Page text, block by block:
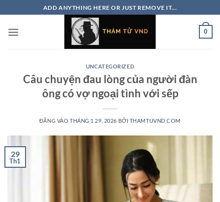
qua
nội
ADD ANYTHING HERE OR JUST REMOVE IT...
0
UNCATEGORIZED
Câu chuyện đau lòng của người đàn
ông có vợ ngoại tình với sếp
ĐĂNG VÀO THÁNG 1 29, 2026 BỞI THAMTUVND.COM
29
Th1